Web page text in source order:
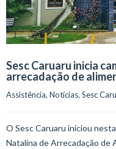
Sesc Caruaru inicia
arrecadação de
Assistência, Notícias, Sesc
O Sesc Caruaru iniciou
Natalina de Arrecadação de